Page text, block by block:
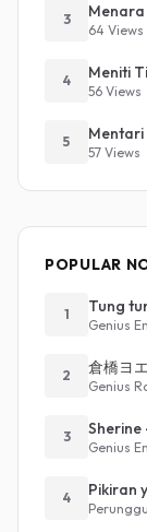
3
64 Views
4 Meniti
56 Views
5 Mentari
57 Views
POPULAR
1 Tung
Genius
2
Genius
3 Sherine
Genius
4 Pikiran
Perunggu